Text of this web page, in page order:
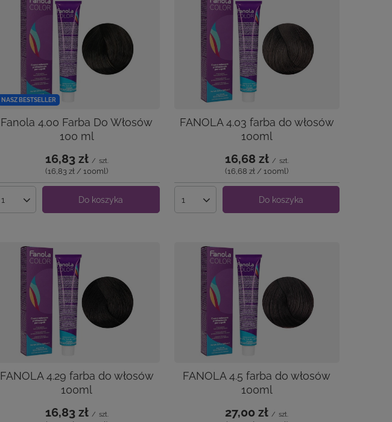
NASZ BESTSELLER
Fanola 4.00 Farba Do Włosów
100 ml
16,83 zł / szt.
(16,83 zł / 100ml)
Ilość produktów Do koszyka
FANOLA 4.03 farba do włosów
100ml
16,68 zł / szt.
(16,68 zł / 100ml)
Ilość produktów Do koszyka
FANOLA 4.29 farba do włosów
100ml
16,83 zł / szt.
FANOLA 4.5 farba do włosów
100ml
27,00 zł / szt.